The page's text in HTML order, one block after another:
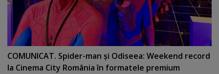
COMUNICAT. Spider-man şi Odiseea: Weekend record
la Cinema City România în formatele premium